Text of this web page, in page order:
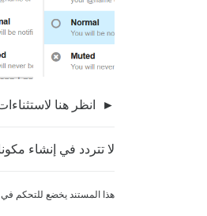
انظر هنا
لا تتردد في إنشاء
هذا المستند يخضع للتحكم في